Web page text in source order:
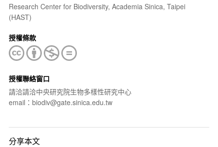
Research Center for Biodiversity, Academia Sinica, Taipei
(HAST)
授權條款
授權聯絡窗口
請洽請洽中央研究院生物多樣性研究中心
email：biodiv@gate.sinica.edu.tw
分享本文